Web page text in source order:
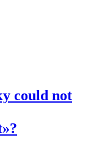
could not